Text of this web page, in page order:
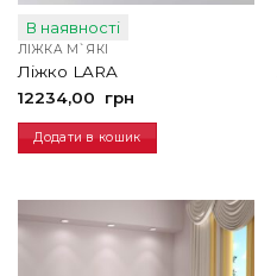
В наявності
ЛІЖКА М`ЯКІ
Ліжко LARA
12234,00
грн
Додати в кошик